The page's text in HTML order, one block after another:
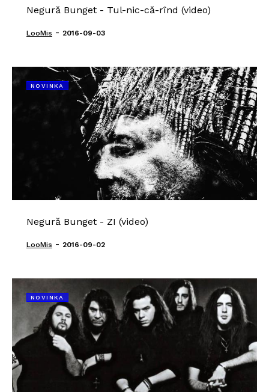
Negură Bunget - Tul-nic-că-rînd (video)
LooMis - 2016-09-03
NOVINKA
Negură Bunget - ZI (video)
LooMis - 2016-09-02
NOVINKA